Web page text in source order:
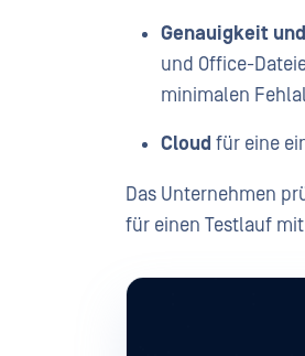
Genauigkeit
und Office-
minimalen
Cloud für eine
Das Unternehmen
für einen Testlauf mit